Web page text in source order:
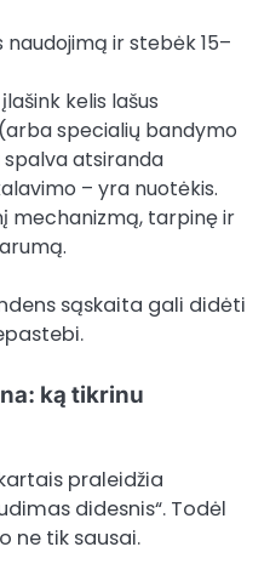
ir stebėk 15–
kelis lašus
specialių bandymo
atsiranda
– yra nuotėkis.
mechanizmą, tarpinę ir
sąskaita gali didėti
ką tikrinu
praleidžia
didesnis“. Todėl
ne tik sausai.